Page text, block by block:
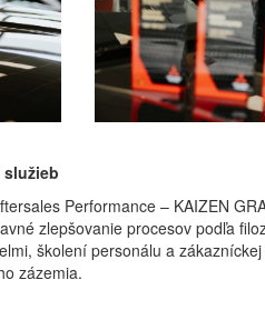
Performance – KAIZEN
zlepšovanie procesov podľa
školení personálu a
zázemia.